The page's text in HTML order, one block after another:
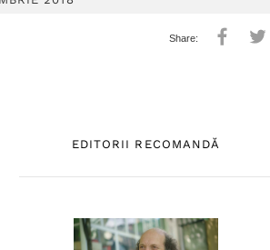
EDITORII RECOMANDĂ